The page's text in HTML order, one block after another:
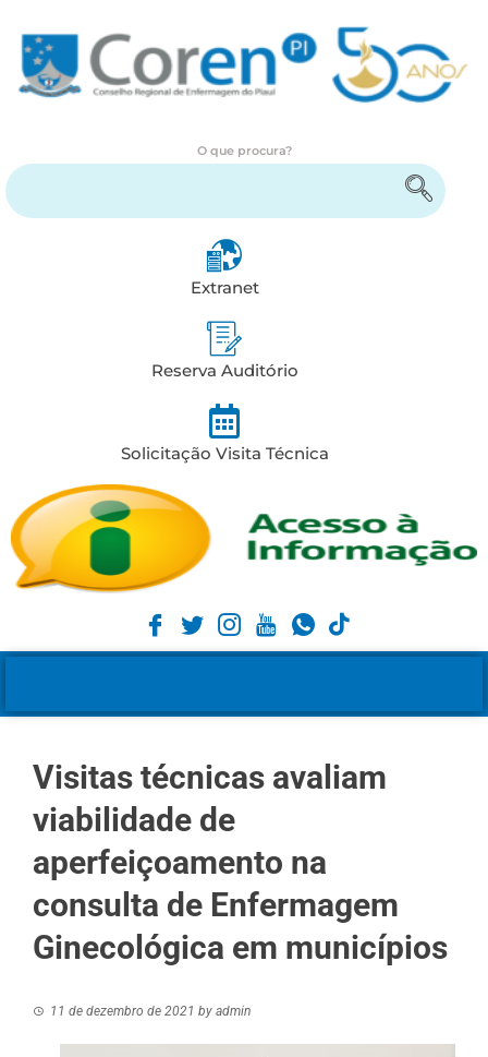
O que procura?
Extranet
Reserva Auditório
Solicitação Visita Técnica
Visitas técnicas avaliam
viabilidade de
aperfeiçoamento na
consulta de Enfermagem
Ginecológica em municípios
11 de dezembro de 2021 by admin